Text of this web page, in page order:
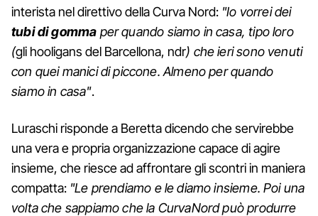
interista nel direttivo della Curva Nord: "Io vorrei dei
tubidi gomma per quando siamo in casa, tipo loro
(gli hooligans del Barcellona, ndr) che ieri sono venuti
con quei manici di piccone. Almeno per quando
siamo in casa".
Luraschi risponde a Beretta dicendo che servirebbe
una vera e propria organizzazione capace di agire
insieme, che riesce ad affrontare gli scontri in maniera
compatta: "Le prendiamo e le diamo insieme. Poi una
volta che sappiamo che la CurvaNord può produrre